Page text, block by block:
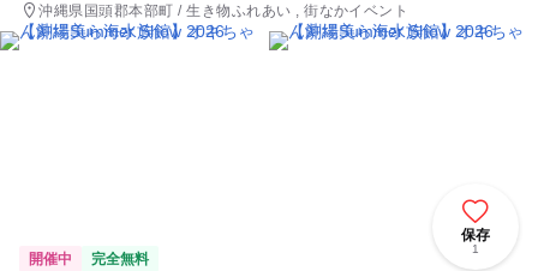
沖縄県国頭郡本部町 / 生き物ふれあい , 街なかイベント
保存
1
開催中 完全無料